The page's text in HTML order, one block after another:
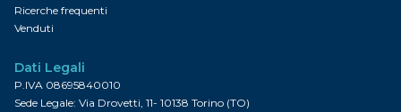
Ricerche frequenti
Venduti
Dati Legali
P.IVA 08695840010
Sede Legale: Via Drovetti, 11- 10138 Torino (TO)